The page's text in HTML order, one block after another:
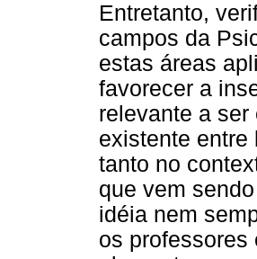
Entretanto,
campos da
estas áreas
favorecer a
relevante a
existente entre
tanto no
que vem
idéia nem
os professores